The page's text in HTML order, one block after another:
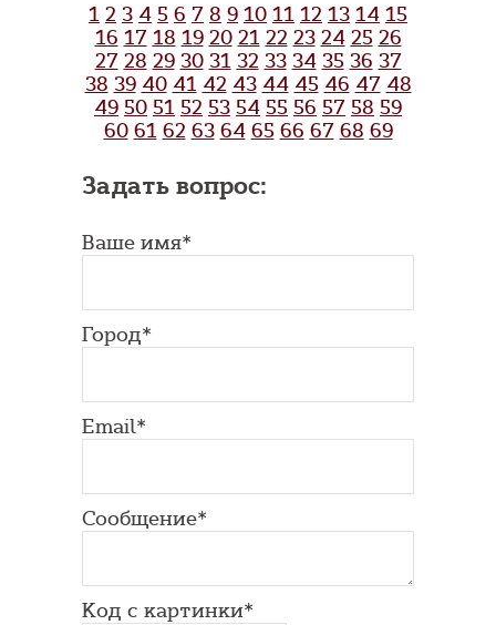
1 2 3 4 5 6 7 8 9 10 11 12 13 14 15
16 17 18 19 20 21 22 23 24 25 26
27 28 29 30 31 32 33 34 35 36 37
38 39 40 41 42 43 44 45 46 47 48
49 50 51 52 53 54 55 56 57 58 59
60 61 62 63 64 65 66 67 68 69
Задать вопрос:
Ваше имя*
Город*
Email*
Сообщение*
Код с картинки*